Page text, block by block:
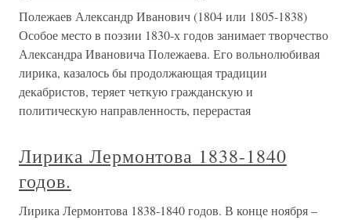
Полежаев Александр Иванович (1804 или 1805-1838)
Особое место в поэзии 1830-х годов занимает творчество
Александра Ивановича Полежаева. Его вольнолюбивая
лирика, казалось бы продолжающая традиции
декабристов, теряет четкую гражданскую и
политическую направленность, перерастая
Лирика Лермонтова 1838-1840
годов.
Лирика Лермонтова 1838-1840 годов. В конце ноября –